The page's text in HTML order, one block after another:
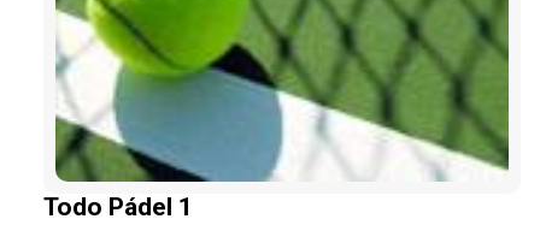
Todo Pádel 1